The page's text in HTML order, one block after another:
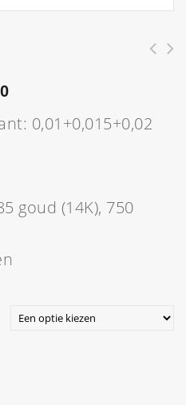
0,01+0,015+0,02
goud (14K), 750